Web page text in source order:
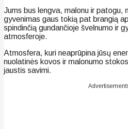
Jums bus lengva, malonu ir patogu,
gyvenimas gaus tokią pat brangią
spindinčią gundančioje švelnumo ir
atmosferoje.
Atmosfera, kuri neaprūpina jūsų
nuolatinės kovos ir malonumo
jaustis savimi.